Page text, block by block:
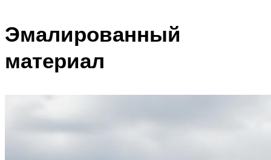
Эмалированный
материал